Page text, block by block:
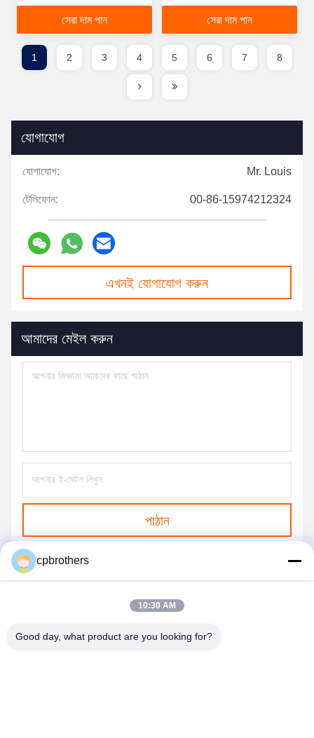
অবস্থার মতো
সেরা দাম পান
Chassis | মাত্র 1600 পাম্প
ঘন্টা | অবিশ্বাস্য মূল্য
সেরা দাম পান
1 2 3 4 5 6 7 8
যোগাযোগ
যোগাযোগ: Mr. Louis
টেলিফোন: 00-86-15974212324
এখনই যোগাযোগ করুন
আমাদের মেইল করুন
পাঠান
cpbrothers
10:30 AM
Good day, what product are you looking for?